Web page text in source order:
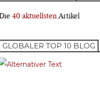
Die 40 aktuellsten Artikel
GLOBALER TOP 10 BLOG